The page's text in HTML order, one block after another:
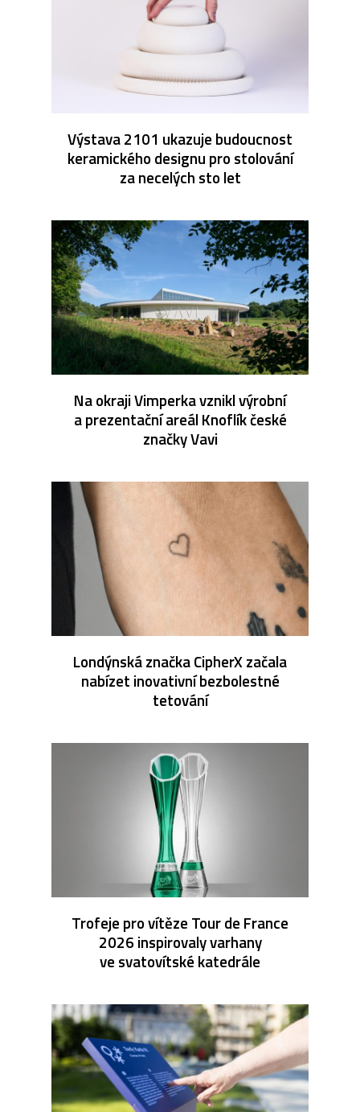
Výstava 2101 ukazuje budoucnost
keramického designu pro stolování
za necelých sto let
Na okraji Vimperka vznikl výrobní
a prezentační areál Knoflík české
značky Vavi
Londýnská značka CipherX začala
nabízet inovativní bezbolestné
tetování
Trofeje pro vítěze Tour de France
2026 inspirovaly varhany
ve svatovítské katedrále